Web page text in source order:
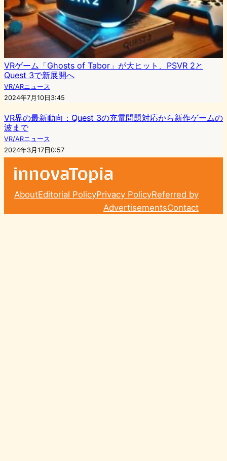
VRゲーム「Ghosts of Tabor」が大ヒット、PSVR 2と
Quest 3で新展開へ
VR/ARニュース
2024年7月10日3:45
VR界の最新動向：Quest 3の充電問題対応から新作ゲームの
波まで
VR/ARニュース
2024年3月17日0:57
AboutEditorial PolicyPrivacy PolicyReferred by
AdvertisementsContact